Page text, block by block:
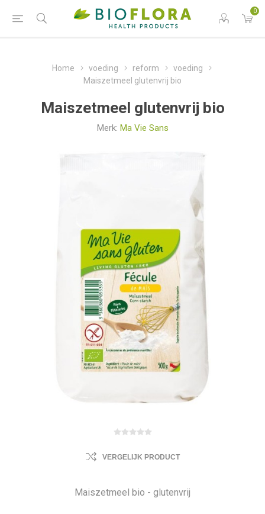
0
Home voeding reform
voeding
Maiszetmeel glutenvrij bio
Maiszetmeel glutenvrij bio
Merk: Ma Vie Sans
VERGELIJK PRODUCT
Maiszetmeel bio - glutenvrij